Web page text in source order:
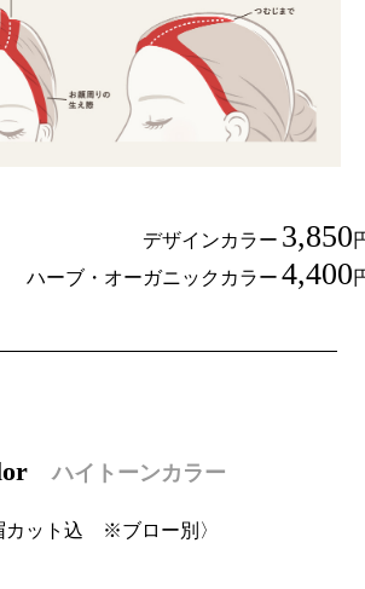
デザインカラー 3,850
ハーブ・オーガニックカラー 4,400
ハイトーンカラー
カット込 ※ブロー別〉